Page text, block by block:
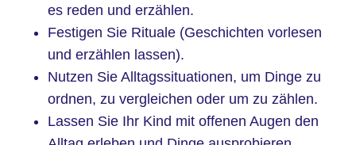
es reden und erzählen.
Festigen Sie Rituale (Geschichten vorlesen
und erzählen lassen).
Nutzen Sie Alltagssituationen, um Dinge zu
ordnen, zu vergleichen oder um zu zählen.
Lassen Sie Ihr Kind mit offenen Augen den